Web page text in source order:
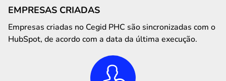
EMPRESAS CRIADAS
Empresas criadas no Cegid PHC são sincronizadas com o
HubSpot, de acordo com a data da última execução.